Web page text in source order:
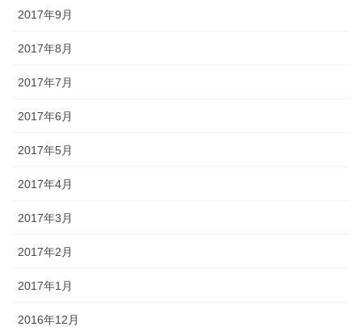
2017年9月
2017年8月
2017年7月
2017年6月
2017年5月
2017年4月
2017年3月
2017年2月
2017年1月
2016年12月